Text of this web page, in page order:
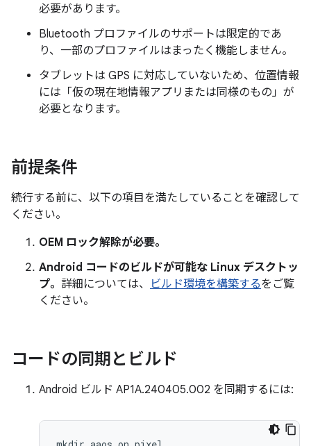
必要があります。
Bluetooth プロファイルのサポートは限定的であ
り、一部のプロファイルはまったく機能しません。
タブレットは GPS に対応していないため、位置情報
には「仮の現在地情報アプリまたは同様のもの」が
必要となります。
前提条件
続行する前に、以下の項目を満たしていることを確認して
ください。
OEM ロック解除が必要。
Android コードのビルドが可能な Linux デスクトッ
プ。 詳細については、 ビルド環境を構築するをご覧
ください。
コードの同期とビルド
Android ビルド AP1A.240405.002 を同期するには: